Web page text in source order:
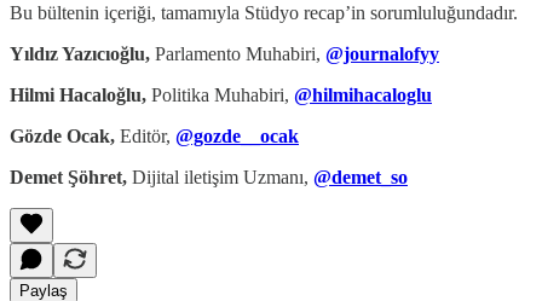
Bu bültenin içeriği, tamamıyla Stüdyo recap’in sorumluluğundadır.
Yıldız Yazıcıoğlu, Parlamento Muhabiri, @journalofyy
Hilmi Hacaloğlu, Politika Muhabiri, @hilmihacaloglu
Gözde Ocak, Editör, @gozde__ocak
Demet Şöhret, Dijital iletişim Uzmanı, @demet_so
Paylaş